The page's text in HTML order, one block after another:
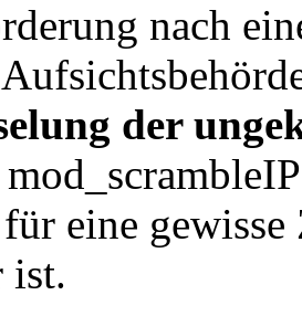
nach
der
eine
ist.